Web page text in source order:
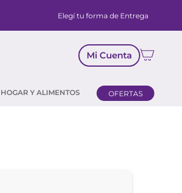
Elegí tu forma de Entrega
Mi Cuenta
HOGAR Y ALIMENTOS OFERTAS